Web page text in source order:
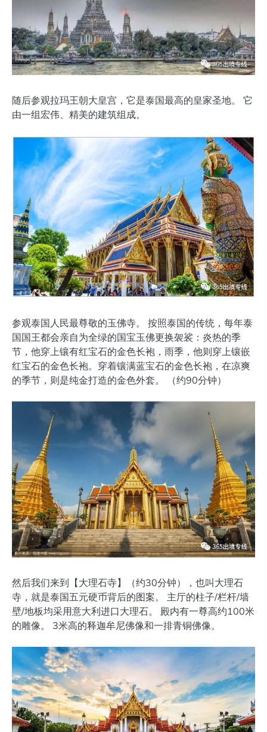
随后参观拉玛王朝大皇宫，它是泰国最高的皇家圣地。 它
由一组宏伟、精美的建筑组成。
参观泰国人民最尊敬的玉佛寺。 按照泰国的传统，每年泰
国国王都会亲自为全绿的国宝玉佛更换袈裟：炎热的季
节，他穿上镶有红宝石的金色长袍，雨季，他则穿上镶嵌
红宝石的金色长袍。穿着镶满蓝宝石的金色长袍，在凉爽
的季节，则是纯金打造的金色外套。 （约90分钟）
然后我们来到【大理石寺】（约30分钟），也叫大理石
寺，就是泰国五元硬币背后的图案。 主厅的柱子/栏杆/墙
壁/地板均采用意大利进口大理石。 殿内有一尊高约100米
的雕像。 3米高的释迦牟尼佛像和一排青铜佛像。